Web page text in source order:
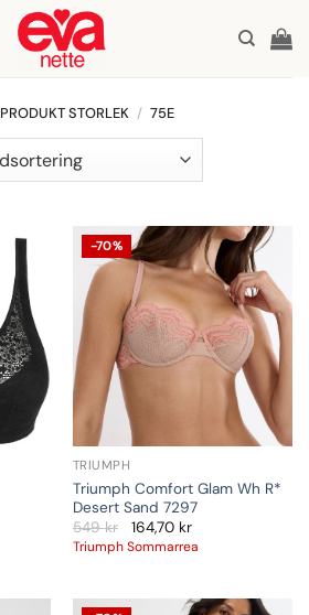
PRODUKT STORLEK / 75E
-70%
TRIUMPH
Triumph Comfort Glam Wh R*
Desert Sand 7297
549kr 164,70 kr
Triumph Sommarrea